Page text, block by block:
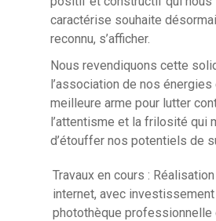
caractérise souhaite
reconnu, s’afficher.
Nous revendiquons cette
l’association de nos énergies
meilleure arme pour lutter
l’attentisme et la frilosité qui
d’étouffer nos potentiels de
Travaux en cours :
internet, avec investissement
photothèque professionnelle